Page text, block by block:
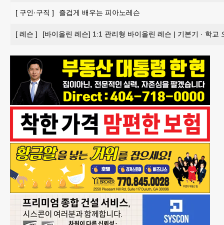
[ 구인·구직 ] 즐겁게 배우는 피아노레슨
[ 레슨 ] [바이올린 레슨] 1:1 관리형 바이올린 레슨 | 기본기 · 학